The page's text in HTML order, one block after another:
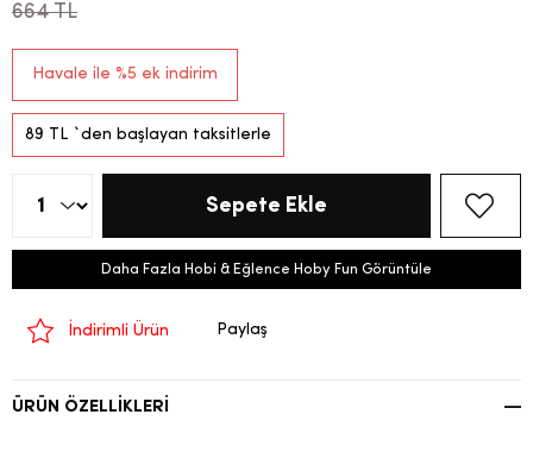
664 TL
Havale ile %5 ek indirim
89 TL `den başlayan taksitlerle
Daha Fazla Hobi & Eğlence Hoby Fun Görüntüle
İndirimli Ürün Paylaş
ÜRÜN ÖZELLIKLERI